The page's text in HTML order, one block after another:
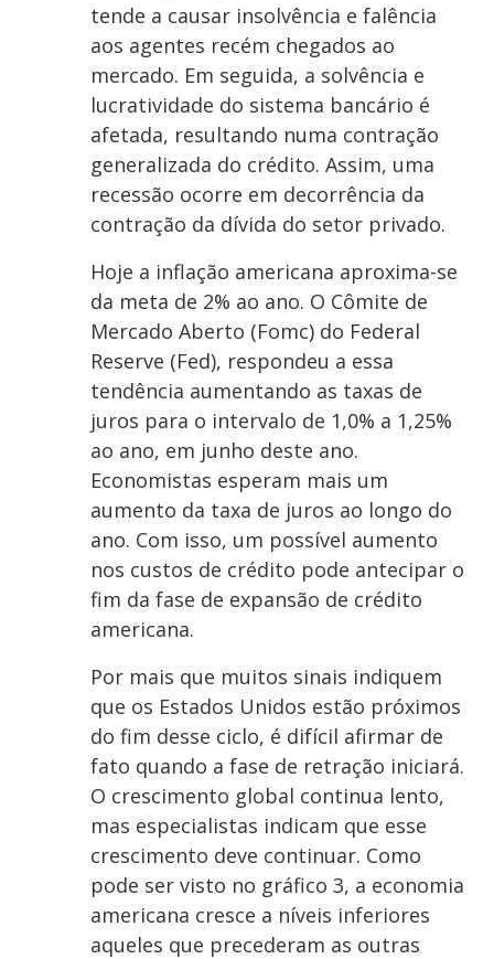
tende a causar insolvência e falência
aos agentes recém chegados ao
mercado. Em seguida, a solvência e
lucratividade do sistema bancário é
afetada, resultando numa contração
generalizada do crédito. Assim, uma
recessão ocorre em decorrência da
contração da dívida do setor privado.
Hoje a inflação americana aproxima-se
da meta de 2% ao ano. O Cômite de
Mercado Aberto (Fomc) do Federal
Reserve (Fed), respondeu a essa
tendência aumentando as taxas de
juros para o intervalo de 1,0% a 1,25%
ao ano, em junho deste ano.
Economistas esperam mais um
aumento da taxa de juros ao longo do
ano. Com isso, um possível aumento
nos custos de crédito pode antecipar o
fim da fase de expansão de crédito
americana.
Por mais que muitos sinais indiquem
que os Estados Unidos estão próximos
do fim desse ciclo, é difícil afirmar de
fato quando a fase de retração iniciará.
O crescimento global continua lento,
mas especialistas indicam que esse
crescimento deve continuar. Como
pode ser visto no gráfico 3, a economia
americana cresce a níveis inferiores
aqueles que precederam as outras